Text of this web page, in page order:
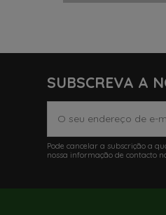
SUBSCREVA A
Pode cancelar a subscrição a
nossa informação de contacto